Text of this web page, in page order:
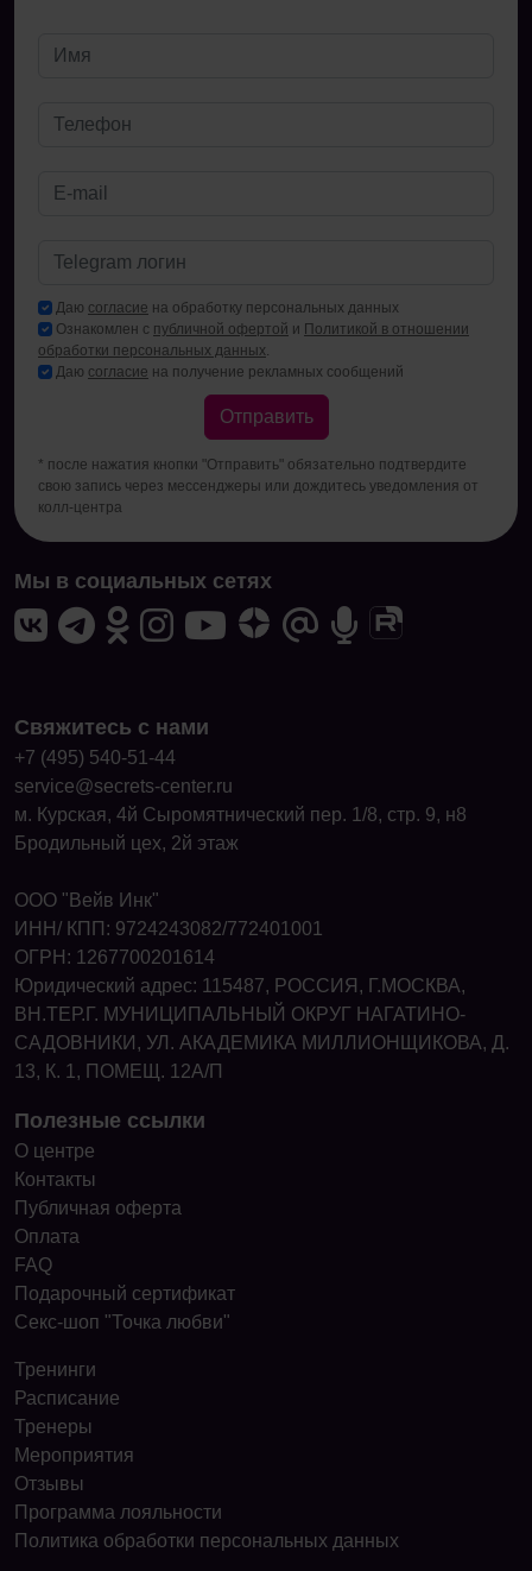
Даю согласие на обработку персональных данных
Ознакомлен с публичной офертой и Политикой в отношении
обработки персональных данных.
Даю согласие на получение рекламных сообщений
Отправить
* после нажатия кнопки "Отправить" обязательно подтвердите
свою запись через мессенджеры или дождитесь уведомления от
колл-центра
Мы в социальных сетях
Свяжитесь с нами
+7 (495) 540-51-44
service@secrets-center.ru
м. Курская, 4й Сыромятнический пер. 1/8, стр. 9, н8
Бродильный цех, 2й этаж
ООО "Вейв Инк"
ИНН/ КПП: 9724243082/772401001
ОГРН: 1267700201614
Юридический адрес: 115487, РОССИЯ, Г.МОСКВА,
ВН.ТЕР.Г. МУНИЦИПАЛЬНЫЙ ОКРУГ НАГАТИНО-
САДОВНИКИ, УЛ. АКАДЕМИКА МИЛЛИОНЩИКОВА, Д.
13, К. 1, ПОМЕЩ. 12А/П
Полезные ссылки
О центре
Контакты
Публичная оферта
Оплата
FAQ
Подарочный сертификат
Секс-шоп "Точка любви"
Тренинги
Расписание
Тренеры
Мероприятия
Отзывы
Программа лояльности
Политика обработки персональных данных